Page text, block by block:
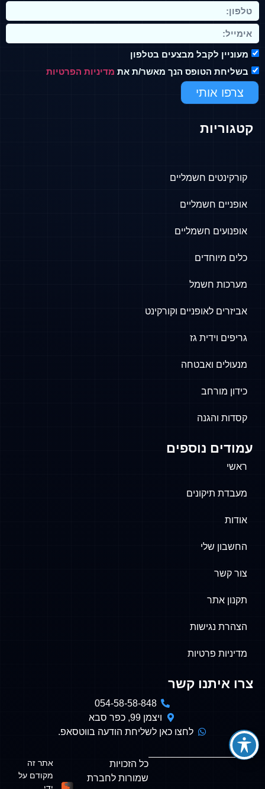
מעוניין לקבל מבצעים בטלפון
בשליחת הטופס הנך מאשר/ת את מדיניות הפרטיות
צרפו אותי
קטגוריות
קורקינטים חשמליים
אופניים חשמליים
אופנועים חשמליים
כלים מיוחדים
מערכות חשמל
אביזרים לאופניים וקורקינט
גריפים וידית גז
מנעולים ואבטחה
כידון מורחב
קסדות והגנה
עמודים נוספים
ראשי
מעבדת תיקונים
אודות
החשבון שלי
צור קשר
תקנון אתר
הצהרת נגישות
מדיניות פרטיות
צרו איתנו קשר
054-58-58-848
ויצמן 99, כפר סבא
לחצו כאן לשליחת הודעה בווטסאפ.
כל הזכויות
שמורות לחברת
אתר זה
מקודם על